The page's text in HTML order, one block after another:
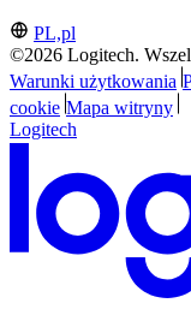
PL,pl
©2026 Logitech.
Warunki użytkowania
cookie Mapa witryny
Logitech